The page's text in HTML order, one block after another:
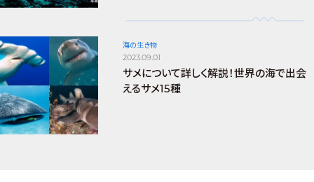
海の生き物
2023.09.01
サメについて詳しく解説！世界の海で出会
えるサメ15種